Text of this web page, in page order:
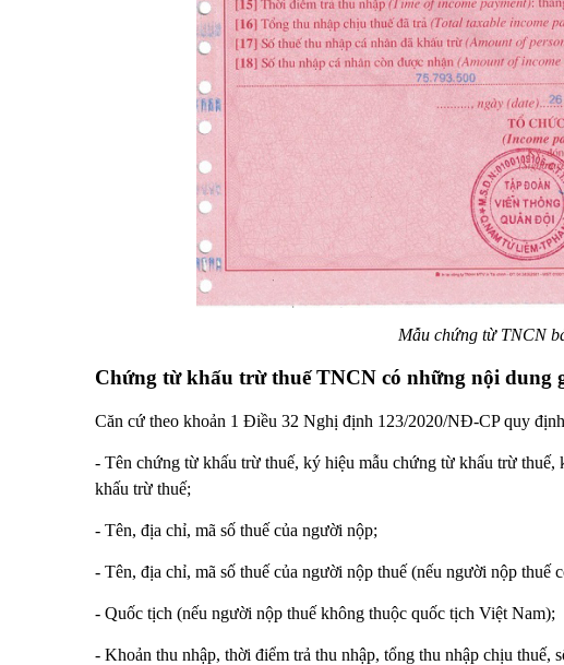
Mẫu chứng từ TNCN
Chứng từ khấu trừ thuế TNCN có những nội dung
Căn cứ theo khoản 1 Điều 32 Nghị định 123/2020/NĐ-CP quy
- Tên chứng từ khấu trừ thuế, ký hiệu mẫu chứng từ khấu trừ
khấu trừ thuế;
- Tên, địa chỉ, mã số thuế của người nộp;
- Tên, địa chỉ, mã số thuế của người nộp thuế (nếu người nộp thuế
- Quốc tịch (nếu người nộp thuế không thuộc quốc tịch Việt Nam);
- Khoản thu nhập, thời điểm trả thu nhập, tổng thu nhập chịu thuế,